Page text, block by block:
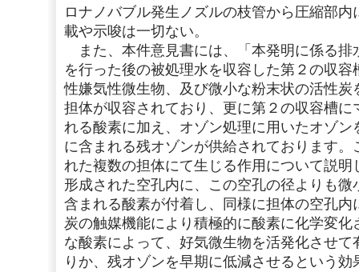
ロナノバブル発生ノズルの枝管から圧縮部
載や示唆は一切ない。
また、本件意見書には、「本発明に係る排
を行った後の被処理水を収容した第２の収
性嫌気性微生物、及び微小な粉末状の活性
担体が収容されており、更に第２の収容槽
れる酸素に加え、オゾン処理に用いたオゾ
に含まれる残オゾンが供給されております
れた複数の担体にて生じる作用について説
形成された空孔内に、この空孔の径よりも
含まれる酸素が付着し、同様に担体の空孔
炭の触媒機能により積極的に酸素に化学変
な酸素によって、好気微生物を活発化させ
りか、残オゾンを早期に低減させるという